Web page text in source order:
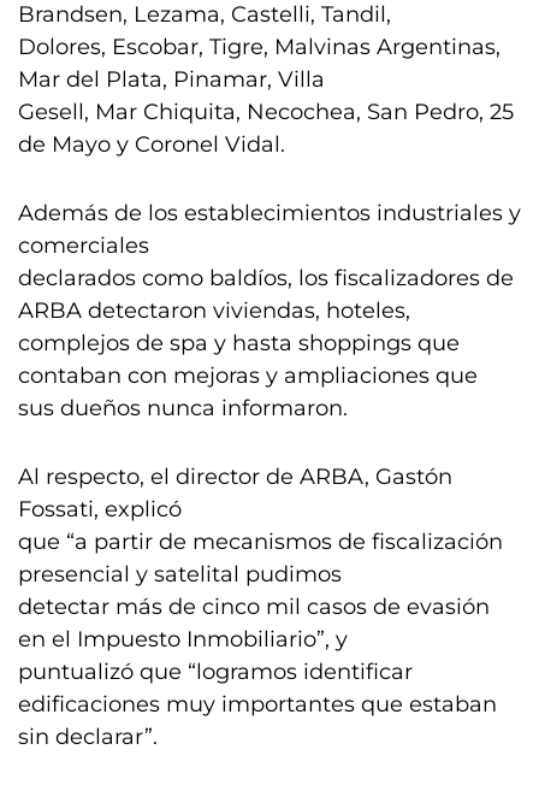
Brandsen, Lezama, Castelli, Tandil,
Dolores, Escobar, Tigre, Malvinas Argentinas,
Mar del Plata, Pinamar, Villa
Gesell, Mar Chiquita, Necochea, San Pedro, 25
de Mayo y Coronel Vidal.
Además de los establecimientos industriales y
comerciales
declarados como baldíos, los fiscalizadores de
ARBA detectaron viviendas, hoteles,
complejos de spa y hasta shoppings que
contaban con mejoras y ampliaciones que
sus dueños nunca informaron.
Al respecto, el director de ARBA, Gastón
Fossati, explicó
que “a partir de mecanismos de fiscalización
presencial y satelital pudimos
detectar más de cinco mil casos de evasión
en el Impuesto Inmobiliario”, y
puntualizó que “logramos identificar
edificaciones muy importantes que estaban
sin declarar”.